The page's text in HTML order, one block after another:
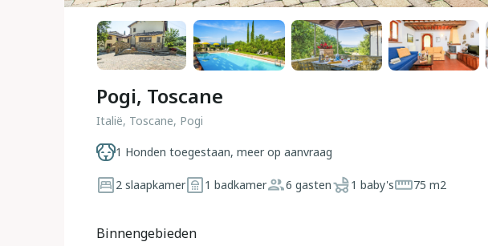
Pogi, Toscane
Italië, Toscane, Pogi
1 Honden toegestaan, meer op aanvraag
2 slaapkamer 1 badkamer 6 gasten 1 baby's 75 m2
Binnengebieden